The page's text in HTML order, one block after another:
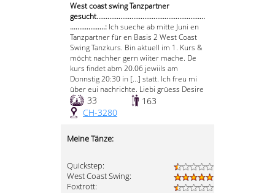
West coast swing Tanzpartner
gesucht...........................................................
...................: Ich sueche ab mitte Juni en
Tanzpartner für en Basis 2 West Coast
Swing Tanzkurs. Bin aktuell im 1. Kurs &
möcht nachher gern wiiter mache. De
kurs findet abm 20.06 jewiils am
Donnstig 20:30 in [...] statt. Ich freu mi
über eui nachrichte. Liebi grüess Desire
33
163
CH-3280
Meine Tänze:
Quickstep:
West Coast Swing:
Foxtrott: